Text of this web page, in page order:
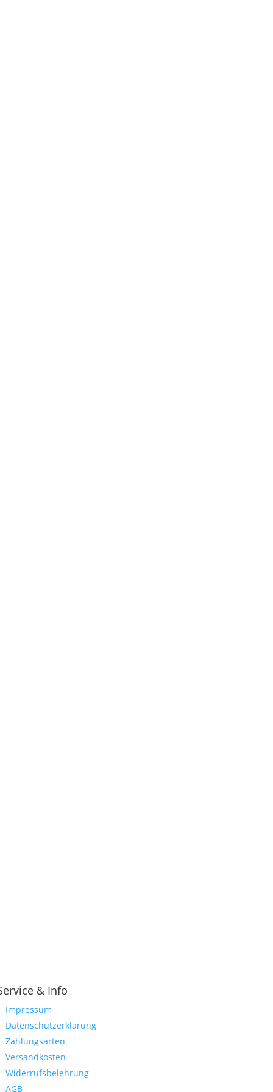
& Info
Impressum
Datenschutzerklärung
Zahlungsarten
Versandkosten
Widerrufsbelehrung
AGB